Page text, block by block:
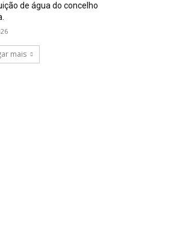
de água do concelho
mais